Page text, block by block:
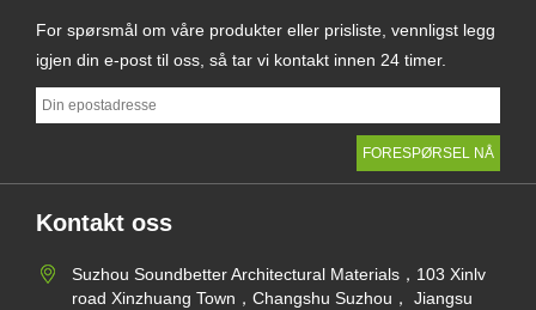
For spørsmål om våre produkter eller prisliste, vennligst legg
igjen din e-post til oss, så tar vi kontakt innen 24 timer.
Kontakt oss
Suzhou Soundbetter Architectural Materials，103 Xinlv
road Xinzhuang Town，Changshu Suzhou， Jiangsu